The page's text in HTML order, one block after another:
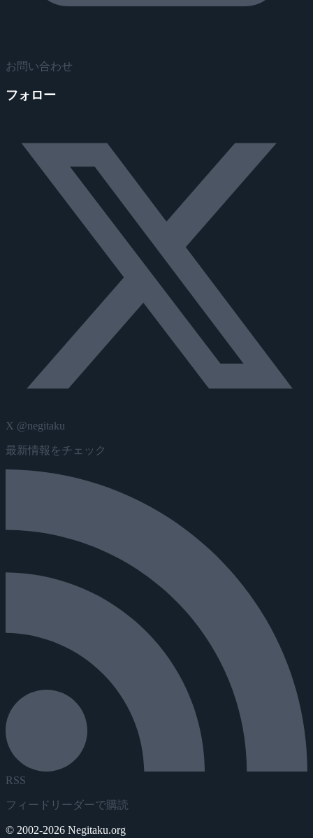
お問い合わせ
フォロー
X @negitaku
最新情報をチェック
RSS
フィードリーダーで購読
© 2002-2026 Negitaku.org